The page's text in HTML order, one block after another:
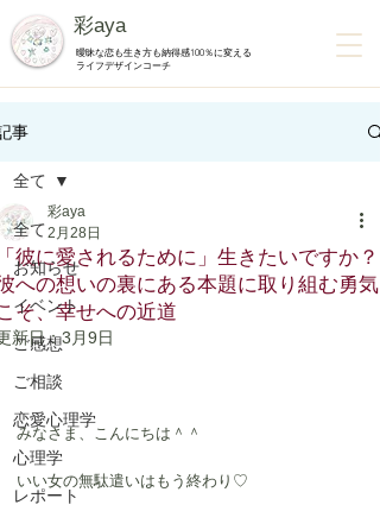
彩aya
曖昧な恋も生き方も納得感100％に変える
ライフデザインコーチ
事
全て
お知らせ
イベント
ご感想
ご相談
恋愛心理学
心理学
レポート
全て
彼に愛されるために」生きたいですか？
への想いの裏にある本題に取り組む勇気
そ、幸せへの近道
彩aya
2月28日
新日：3月9日
みなさま、こんにちは＾＾
いい女の無駄遣いはもう終わり♡